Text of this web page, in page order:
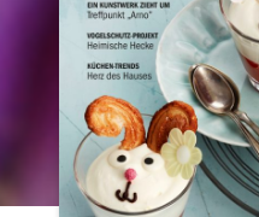
OBERNEULAND
MAGAZIN